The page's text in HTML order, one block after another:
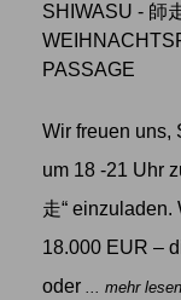
SHIWASU - 師
PASSAGE
Wir freuen uns,
um 18 -21 Uhr
走“
18.000 EUR –
oder ... mehr lesen